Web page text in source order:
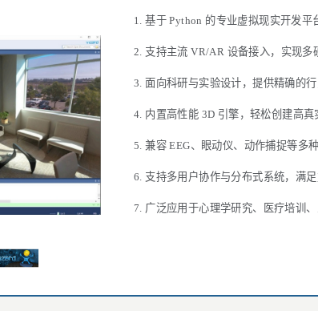
基于 Python 的专业虚拟现实开发平
支持主流 VR/AR 设备接入，实现多
面向科研与实验设计，提供精确的
内置高性能 3D 引擎，轻松创建高真
兼容 EEG、眼动仪、动作捕捉等多
支持多用户协作与分布式系统，满
广泛应用于心理学研究、医疗培训